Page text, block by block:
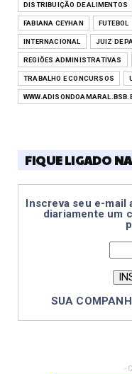
DISTRIBUIÇÃO DE ALIMENTOS
FABIANA CEYHAN FUTEBOL
INTERNACIONAL JUIZ DE
REGIÕES ADMINISTRATIVAS
TRABALHO E CONCURSOS
FIQUE LIGADO
Inscreva seu e-
diariamente um
SUA
-